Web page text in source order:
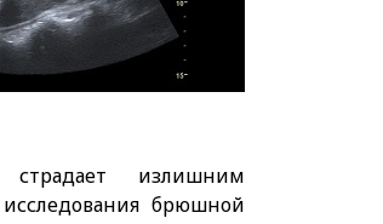
излишним
исследования брюшной